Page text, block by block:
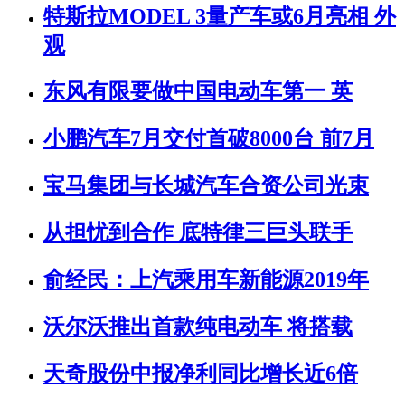
特斯拉MODEL 3量产车或6月亮相 外
观
东风有限要做中国电动车第一 英
小鹏汽车7月交付首破8000台 前7月
宝马集团与长城汽车合资公司光束
从担忧到合作 底特律三巨头联手
俞经民：上汽乘用车新能源2019年
沃尔沃推出首款纯电动车 将搭载
天奇股份中报净利同比增长近6倍